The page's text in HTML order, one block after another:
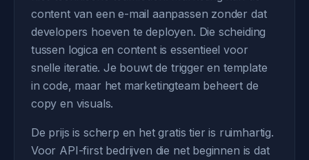
content van een e-mail aanpassen zonder dat
developers hoeven te deployen. Die scheiding
tussen logica en content is essentieel voor
snelle iteratie. Je bouwt de trigger en template
in code, maar het marketingteam beheert de
copy en visuals.
De prijs is scherp en het gratis tier is ruimhartig.
Voor API-first bedrijven die net beginnen is dat